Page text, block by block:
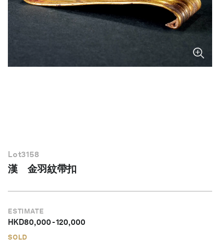
Lot3158
漢 金羽紋帶扣
ESTIMATE
HKD80,000-120,000
SOLD